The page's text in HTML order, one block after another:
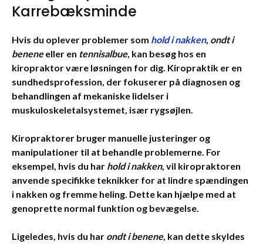
Karrebæksminde
Hvis du oplever problemer som hold i nakken, ondt i
beneneeller en tennisalbue, kan besøg hos en
kiropraktor være løsningen for dig. Kiropraktik er en
sundhedsprofession, der fokuserer på diagnosen og
behandlingen af mekaniske lidelser i
muskuloskeletalsystemet, især rygsøjlen.
Kiropraktorer bruger manuelle justeringer og
manipulationer til at behandle problemerne. For
eksempel, hvis du har hold i nakken, vil kiropraktoren
anvende specifikke teknikker for at lindre spændingen
i nakken og fremme heling. Dette kan hjælpe med at
genoprette normal funktion og bevægelse.
Ligeledes, hvis du har ondt i benene, kan dette skyldes